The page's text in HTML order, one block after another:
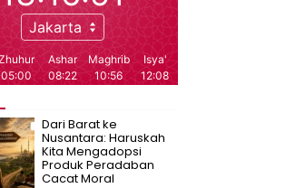
Dari Barat ke
Nusantara: Haruskah
Kita Mengadopsi
Produk Peradaban
Cacat Moral